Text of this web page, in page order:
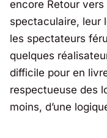
encore Retour
spectaculaire, leur
les spectateurs
quelques
difficile pour en
respectueuse des
moins, d’une